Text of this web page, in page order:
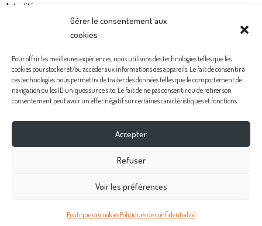
Gérer le consentement aux
cookies
Pour offrir les meilleures expériences, nous utilisons des technologies telles que les
cookies pour stocker et/ou accéder aux informations des appareils. Le fait de consentir à
ces technologies nous permettra de traiter des données telles que le comportement de
navigation ou les ID uniques sur ce site. Le fait de ne pas consentir ou de retirer son
consentement peut avoir un effet négatif sur certaines caractéristiques et fonctions.
Accepter
Refuser
Voir les préférences
Politique de cookiesPolitiques de confidentialité
Actualités
Politiques de confidentialité
Mentions légales
Instagram